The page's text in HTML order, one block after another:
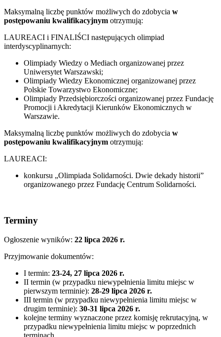
Maksymalną liczbę punktów możliwych do zdobycia w
postępowaniu kwalifikacyjnym otrzymują:
LAUREACI i FINALIŚCI następujących olimpiad
interdyscyplinarnych:
Olimpiady Wiedzy o Mediach organizowanej przez
Uniwersytet Warszawski;
Olimpiady Wiedzy Ekonomicznej organizowanej przez
Polskie Towarzystwo Ekonomiczne;
Olimpiady Przedsiębiorczości organizowanej przez Fundację
Promocji i Akredytacji Kierunków Ekonomicznych w
Warszawie.
Maksymalną liczbę punktów możliwych do zdobycia w
postępowaniu kwalifikacyjnym otrzymują:
LAUREACI:
konkursu „Olimpiada Solidarności. Dwie dekady historii”
organizowanego przez Fundację Centrum Solidarności.
Terminy
Ogłoszenie wyników: 22 lipca 2026 r.
Przyjmowanie dokumentów:
I termin: 23-24, 27 lipca 2026 r.
II termin (w przypadku niewypełnienia limitu miejsc w
pierwszym terminie): 28-29 lipca 2026 r.
III termin (w przypadku niewypełnienia limitu miejsc w
drugim terminie): 30-31 lipca 2026 r.
kolejne terminy wyznaczone przez komisję rekrutacyjną, w
przypadku niewypełnienia limitu miejsc w poprzednich
terminach